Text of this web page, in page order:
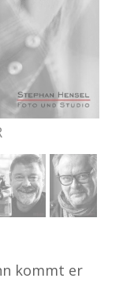
kommt er